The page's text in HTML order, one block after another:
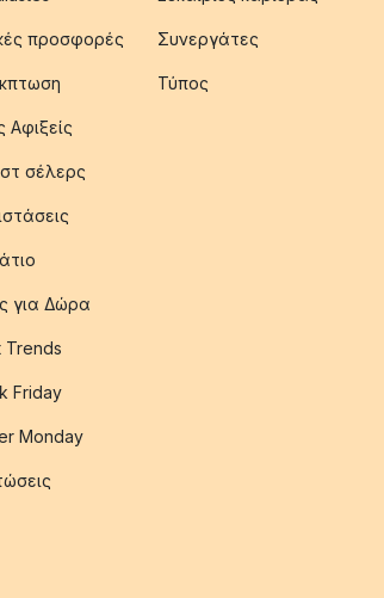
προσφορές
Αφιξείς
σέλερς
για Δώρα
Trends
Friday
Monday
Συνεργάτες
Τύπος